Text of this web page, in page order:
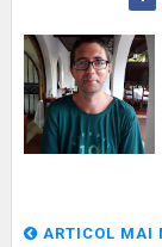
ARTICOL MAI